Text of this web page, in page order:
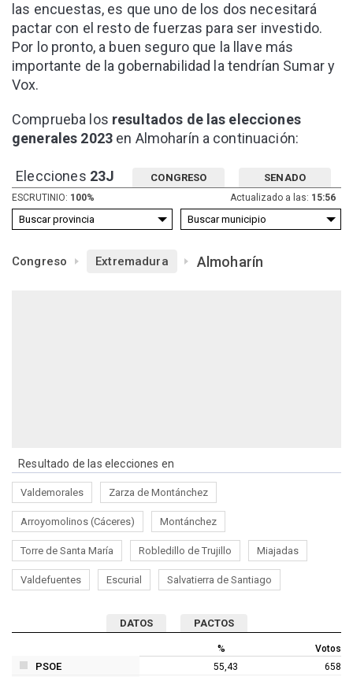
las encuestas, es que uno de los dos necesitará
pactar con el resto de fuerzas para ser investido.
Por lo pronto, a buen seguro que la llave más
importante de la gobernabilidad la tendrían Sumar y
Vox.
Comprueba los resultados de las elecciones
generales 2023 en Almoharín a continuación:
Elecciones 23J CONGRESO SENADO
ESCRUTINIO: 100% Actualizado a las: 15:56
Congreso Extremadura Almoharín
Resultado de las elecciones en
Valdemorales Zarza de Montánchez
Arroyomolinos (Cáceres) Montánchez
Torre de Santa María Robledillo de Trujillo Miajadas
Valdefuentes Escurial Salvatierra de Santiago
DATOS PACTOS
% Votos
PSOE 55,43 658